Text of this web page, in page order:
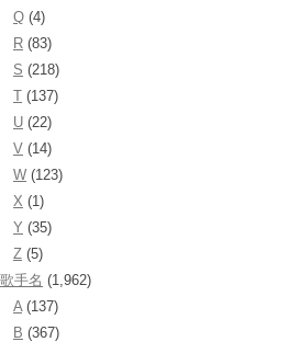
Q (4)
R (83)
S (218)
T (137)
U (22)
V (14)
W (123)
X (1)
Y (35)
Z (5)
歌手名 (1,962)
A(137)
B (367)